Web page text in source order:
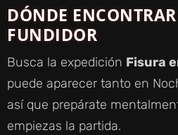
DÓNDE
FUNDIDOR
Busca la expedición Fisura
puede aparecer tanto en
así que prepárate
empiezas la partida.